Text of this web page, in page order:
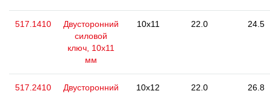
517.1410
Двусторонний
силовой
ключ, 10x11
мм
10x11 22.0 24.5
517.2410
Двусторонний
10x12 22.0 26.8